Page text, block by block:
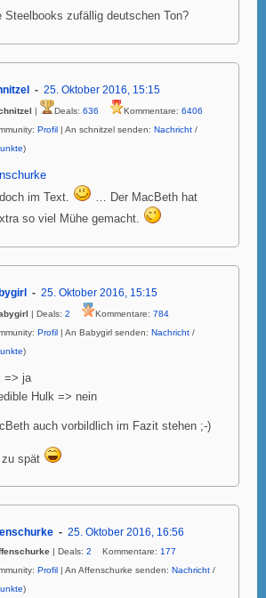
Steelbooks zufällig deutschen Ton?
25. Oktober 2016, 15:15
| Deals: 636 Kommentare: 6406
Profil | An schnitzel senden: Nachricht /
)
im Text.
… Der MacBeth hat
so viel Mühe gemacht.
25. Oktober 2016, 15:15
| Deals: 2 Kommentare: 784
Profil | An Babygirl senden: Nachricht /
)
=> ja
Hulk => nein
auch vorbildlich im Fazit stehen ;-)
spät
25. Oktober 2016, 16:56
| Deals: 2 Kommentare: 177
Profil | An Affenschurke senden: Nachricht /
)